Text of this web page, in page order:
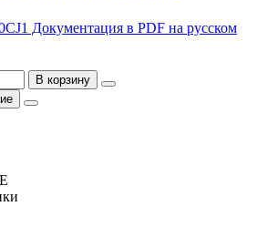
Документация в PDF на русском
В корзину